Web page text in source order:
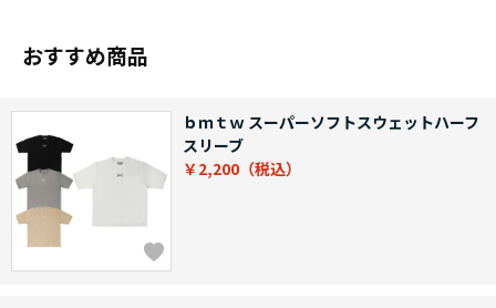
おすすめ商品
ｂｍｔｗ スーパーソフトスウェットハーフ
スリーブ
￥2,200